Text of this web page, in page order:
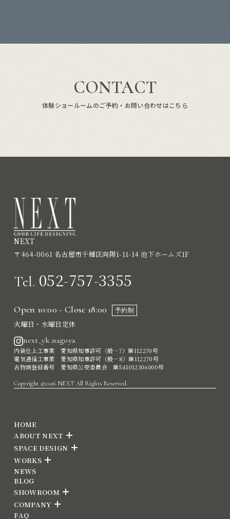
CONTACT
体験ショールームのご予約・お問い合わせはこちら
NEXT
〒464-0061 名古屋市千種区向陽1-11-14 池下ホームズ1F
Tel. 052-757-3355
Open 10:00 - Close 18:00 予約制
火曜日・水曜日定休
next_yk.nagoya
内装仕上工事業 愛知県知事許可（般―7）第112270号
電気通信工事業 愛知県知事許可（般―8）第112270号
古物商登録番号 愛知県公安委員会 第541012306000号
Copyright ©2026 NEXT All Rights Reserved.
HOME
ABOUT NEXT
SPACE DESIGN
WORKS
NEWS
BLOG
SHOWROOM
COMPANY
FAQ